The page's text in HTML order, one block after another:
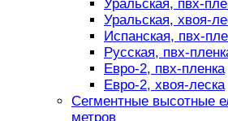
Уральская, пвх-
Уральская, хвоя-
Испанская, пвх-
Русская, пвх-
Евро-2, пвх-пленка
Евро-2, хвоя-леска
Сегментные высотные
метров